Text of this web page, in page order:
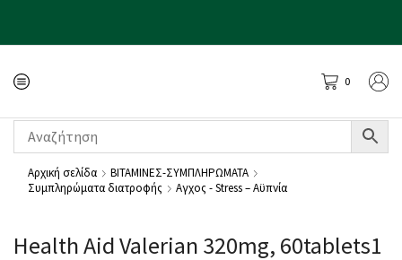
0
Αρχική σελίδα
ΒΙΤΑΜΙΝΕΣ-ΣΥΜΠΛΗΡΩΜΑΤΑ
Συμπληρώματα διατροφής
Αγχος - Stress – Αϋπνία
Health Aid Valerian 320mg, 60tablets1